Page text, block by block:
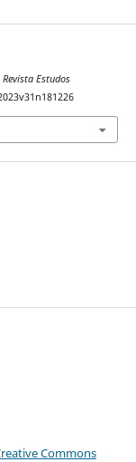
Revista Estudos
Commons